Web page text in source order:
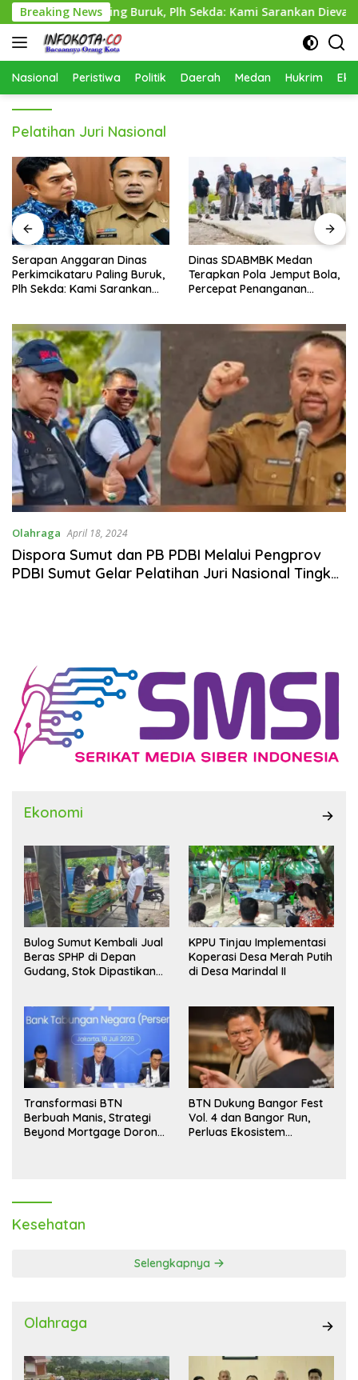
Langsung
ke
konten
Breaking News
Paling Buruk, Plh Sekda: Kami Sarankan Dievaluasi
Nasional Peristiwa Politik Daerah Medan Hukrim
Pelatihan Juri Nasional
Dinas SDABMBK Medan
Terapkan Pola Jemput Bola,
Percepat Penanganan
Polisi Tangkap Polisi, Soal
Pembunuhan
Olahraga April 18, 2024
Dispora Sumut dan PB PDBI Melalui Pengprov
PDBI Sumut Gelar Pelatihan Juri Nasional Tingkat
Ekonomi
Bulog Sumut Kembali Jual
Beras SPHP di Depan
Gudang, Stok Dipastikan
KPPU Tinjau Implementasi
Koperasi Desa Merah Putih
di Desa Marindal II
Transformasi BTN
Berbuah Manis, Strategi
Beyond Mortgage Dorong
BTN Dukung Bangor Fest
Vol. 4 dan Bangor Run,
Perluas Ekosistem
Kesehatan
Selengkapnya
Olahraga